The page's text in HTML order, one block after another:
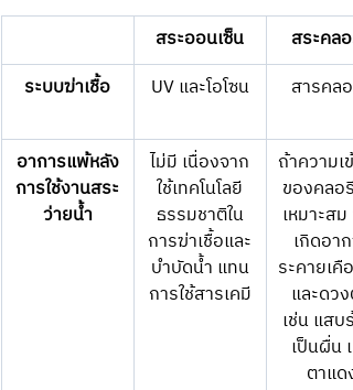
สระออนเซ็น
สระคลอ
ระบบฆ่าเชื้อ
UV และโอโซน สารคลอ
อาการแพ้หลัง
การใช้งานสระ
ว่ายน้ำ
ไม่มี เนื่องจาก
ใช้เทคโนโลยี
ธรรมชาติใน
การฆ่าเชื้อและ
บำบัดน้ำ แทน
การใช้สารเคมี
ถ้าความเข้
ของคลอรี
เหมาะสม
เกิดอาก
ระคายเคือ
และดวง
เช่น แสบ
เป็นผื่น แ
ตาแดง